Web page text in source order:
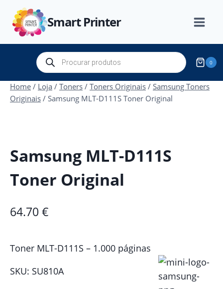
content
Smart Printer
Products
search 0
Home / Loja / Toners / Toners Originais / Samsung Toners
Originais / Samsung MLT-D111S Toner Original
Samsung MLT-D111S
Toner Original
64.70 €
Toner MLT-D111S – 1.000 páginas
SKU: SU810A